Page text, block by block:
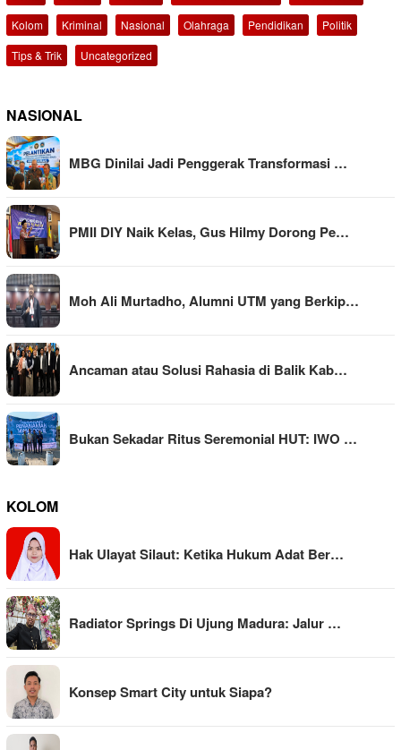
Kolom
Kriminal Nasional Olahraga Pendidikan
Politik
Tips & Trik
Uncategorized
NASIONAL
MBG Dinilai Jadi Penggerak Transformasi …
PMII DIY Naik Kelas, Gus Hilmy Dorong Pe…
Moh Ali Murtadho, Alumni UTM yang Berkip…
Ancaman atau Solusi Rahasia di Balik Kab…
Bukan Sekadar Ritus Seremonial HUT: IWO …
KOLOM
Hak Ulayat Silaut: Ketika Hukum Adat Ber…
Radiator Springs Di Ujung Madura: Jalur …
Konsep Smart City untuk Siapa?